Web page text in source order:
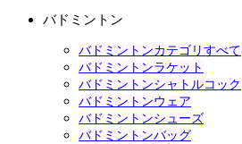
バドミントン
バドミントンカテゴリすべて
バドミントンラケット
バドミントンシャトルコック
バドミントンウェア
バドミントンシューズ
バドミントンバッグ